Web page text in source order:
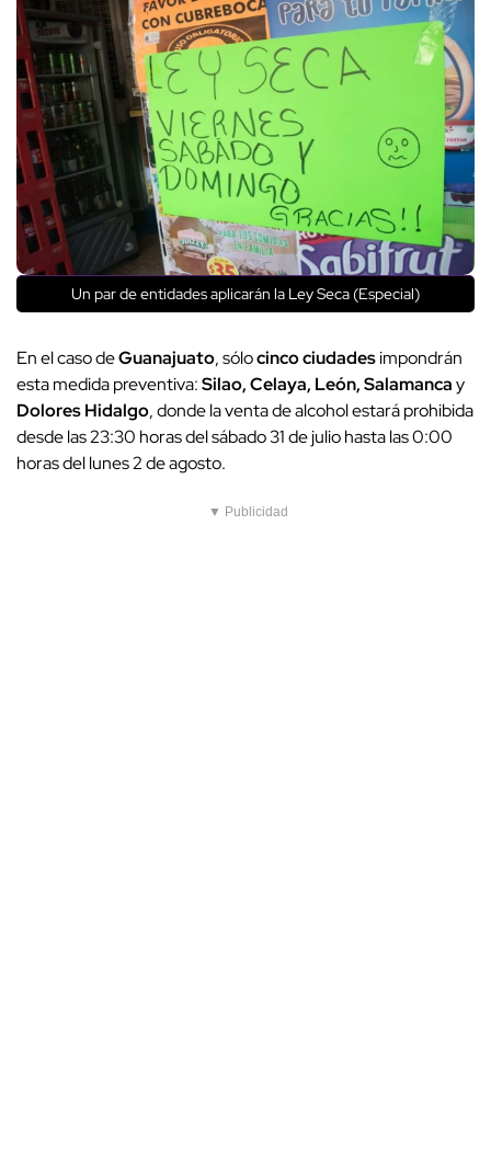
Un par de entidades aplicarán la Ley Seca (Especial)
En el caso deGuanajuato, sólocinco ciudadesimpondrán
esta medida preventiva:Silao, Celaya, León, Salamancay
Dolores Hidalgo, donde la venta de alcohol estará prohibida
desde las 23:30 horas del sábado 31 de julio hasta las 0:00
horas del lunes 2 de agosto.
▼ Publicidad